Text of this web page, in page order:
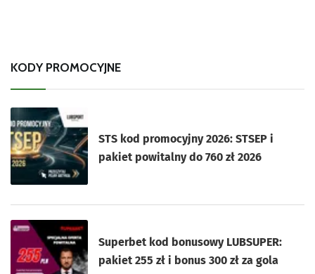
KODY PROMOCYJNE
STS kod promocyjny 2026: STSEP i
pakiet powitalny do 760 zł 2026
Superbet kod bonusowy LUBSUPER:
pakiet 255 zł i bonus 300 zł za gola